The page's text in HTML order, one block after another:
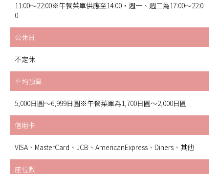
11:00〜22:00※午餐菜單供應至14:00，週一、週二為17:00〜22:0
0
公休日
不定休
平均預算
5,000日圓～6,999日圓※午餐菜單為1,700日圓～2,000日圓
信用卡
VISA、MasterCard、JCB、AmericanExpress、Diners、其他
座位數